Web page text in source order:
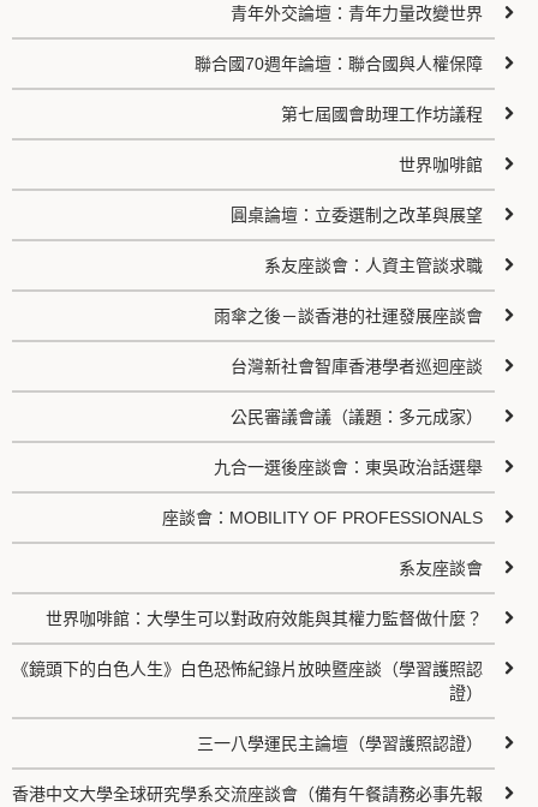
青年外交論壇：青年力量改變世界
聯合國70週年論壇：聯合國與人權保障
第七屆國會助理工作坊議程
世界咖啡館
圓桌論壇：立委選制之改革與展望
系友座談會：人資主管談求職
雨傘之後－談香港的社運發展座談會
台灣新社會智庫香港學者巡迴座談
公民審議會議（議題：多元成家）
九合一選後座談會：東吳政治話選舉
座談會：MOBILITY OF PROFESSIONALS
系友座談會
世界咖啡館：大學生可以對政府效能與其權力監督做什麼？
《鏡頭下的白色人生》白色恐怖紀錄片放映暨座談（學習護照認
證）
三一八學運民主論壇（學習護照認證）
香港中文大學全球研究學系交流座談會（備有午餐請務必事先報